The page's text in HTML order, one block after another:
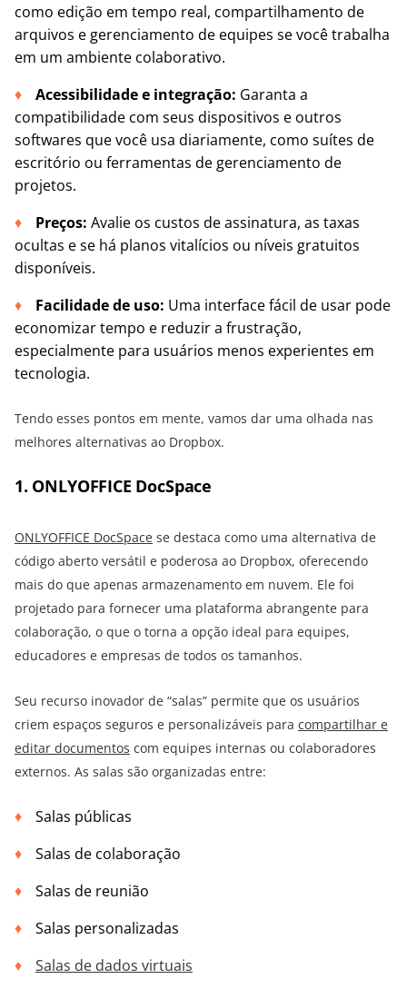
como edição em tempo real, compartilhamento de
arquivos e gerenciamento de equipes se você trabalha
em um ambiente colaborativo.
Acessibilidade e integração: Garanta a
compatibilidade com seus dispositivos e outros
softwares que você usa diariamente, como suítes de
escritório ou ferramentas de gerenciamento de
projetos.
Preços: Avalie os custos de assinatura, as taxas
ocultas e se há planos vitalícios ou níveis gratuitos
disponíveis.
Facilidade de uso: Uma interface fácil de usar pode
economizar tempo e reduzir a frustração,
especialmente para usuários menos experientes em
tecnologia.
Tendo esses pontos em mente, vamos dar uma olhada nas
melhores alternativas ao Dropbox.
1. ONLYOFFICE DocSpace
ONLYOFFICE DocSpace se destaca como uma alternativa de
código aberto versátil e poderosa ao Dropbox, oferecendo
mais do que apenas armazenamento em nuvem. Ele foi
projetado para fornecer uma plataforma abrangente para
colaboração, o que o torna a opção ideal para equipes,
educadores e empresas de todos os tamanhos.
Seu recurso inovador de “salas” permite que os usuários
criem espaços seguros e personalizáveis para compartilhar e
editar documentos com equipes internas ou colaboradores
externos. As salas são organizadas entre:
Salas públicas
Salas de colaboração
Salas de reunião
Salas personalizadas
Salas de dados virtuais